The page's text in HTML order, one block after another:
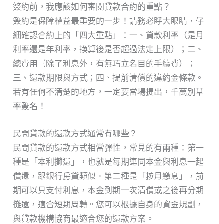
簽約前，我應該如何審閱貸款合約的重點？
簽約是保障權益最重要的一步！請務必睜大眼睛，仔
細確認合約上的「四大重點」：一、貸款利率（是月
利率還是年利率，換算後是否超過法定上限）；二、
總費用（除了利息外，有無巧立名目的手續費）；
三、還款期限與方式；四、提前清償的違約金條款。
若有任何不清楚的地方，一定要當場提出，千萬別草
率簽名！
民間貸款的還款方式通常有哪些？
民間貸款的還款方式相當彈性，常見的有兩種：第一
種是「本利攤還」，也就是每期連同本金與利息一起
償還，跟銀行房貸類似。第二種是「按月繳息」，前
期可以只支付利息，本金到期一次清償或之後再分期
攤還，適合短期周轉。您可以根據自身的資金規劃，
與貸款機構協商最適合您的還款方案。